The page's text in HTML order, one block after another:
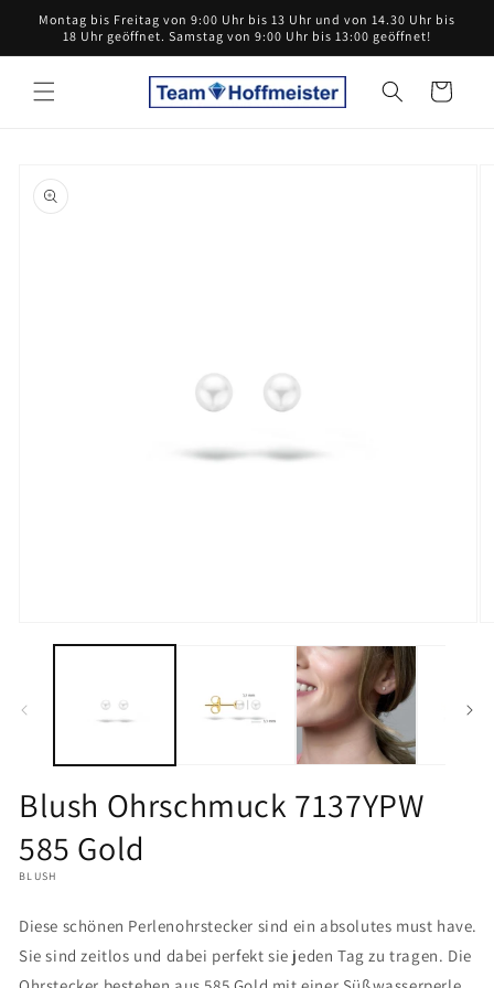
zum
Inhalt
Montag bis Freitag von 9:00 Uhr bis 13 Uhr und von 14.30 Uhr bis
18 Uhr geöffnet. Samstag von 9:00 Uhr bis 13:00 geöffnet!
Warenkorb
Blush Ohrschmuck 7137YPW
585 Gold
BLUSH
Diese schönen Perlenohrstecker sind ein absolutes must have.
Sie sind zeitlos und dabei perfekt sie jeden Tag zu tragen. Die